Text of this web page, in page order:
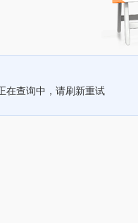
在查询中，请刷新重试